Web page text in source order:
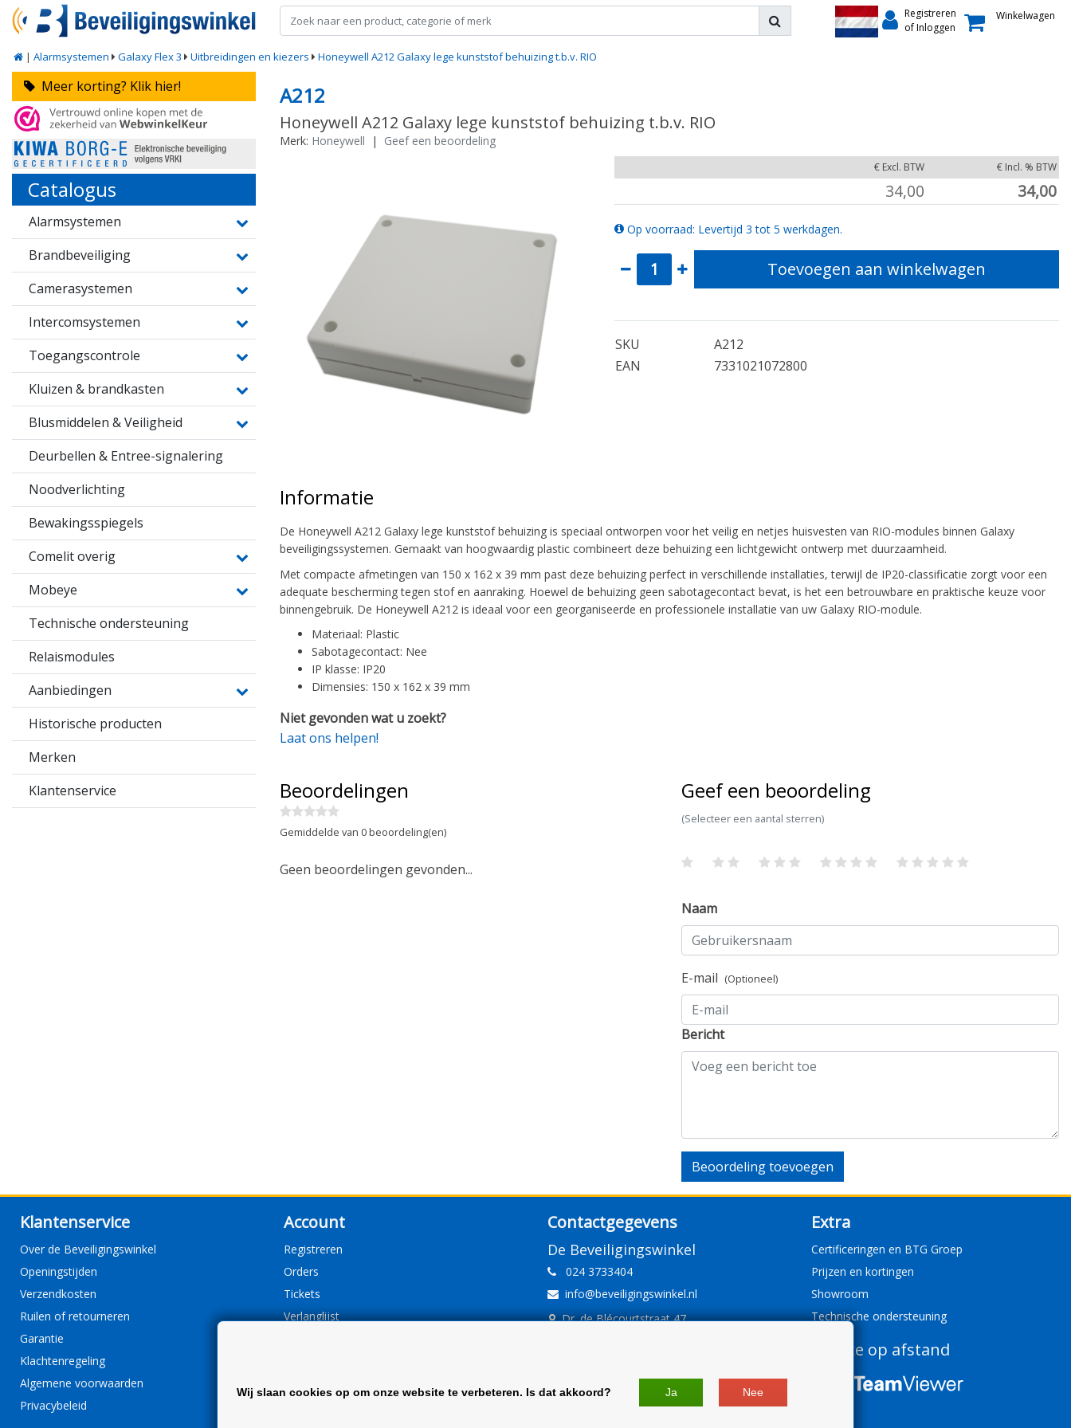
Registreren
of Inloggen
Winkelwagen
| Alarmsystemen Galaxy Flex 3 Uitbreidingen en kiezers Honeywell A212 Galaxy lege kunststof behuizing t.b.v. RIO
Meer korting? Klik hier!
Catalogus
Alarmsystemen
Brandbeveiliging
Camerasystemen
Intercomsystemen
Toegangscontrole
Kluizen & brandkasten
Blusmiddelen & Veiligheid
Deurbellen & Entree-signalering
Noodverlichting
Bewakingsspiegels
Comelit overig
Mobeye
Technische ondersteuning
Relaismodules
Aanbiedingen
Historische producten
Merken
Klantenservice
A212
Honeywell A212 Galaxy lege kunststof behuizing t.b.v. RIO
Merk: Honeywell | Geef een beoordeling
€ Excl. BTW € Incl. % BTW
34,00 34,00
Op voorraad: Levertijd 3 tot 5 werkdagen.
Toevoegen aan winkelwagen
SKU
A212
EAN
7331021072800
Informatie
De Honeywell A212 Galaxy lege kunststof behuizing is speciaal ontworpen voor het veilig en netjes huisvesten van RIO-modules binnen Galaxy
beveiligingssystemen. Gemaakt van hoogwaardig plastic combineert deze behuizing een lichtgewicht ontwerp met duurzaamheid.
Met compacte afmetingen van 150 x 162 x 39 mm past deze behuizing perfect in verschillende installaties, terwijl de IP20-classificatie zorgt voor een
adequate bescherming tegen stof en aanraking. Hoewel de behuizing geen sabotagecontact bevat, is het een betrouwbare en praktische keuze voor
binnengebruik. De Honeywell A212 is ideaal voor een georganiseerde en professionele installatie van uw Galaxy RIO-module.
Materiaal: Plastic
Sabotagecontact: Nee
IP klasse: IP20
Dimensies: 150 x 162 x 39 mm
Niet gevonden wat u zoekt?
Laat ons helpen!
Beoordelingen
Gemiddelde van 0 beoordeling(en)
Geen beoordelingen gevonden...
Geef een beoordeling
(Selecteer een aantal sterren)
Naam
E-mail (Optioneel)
Bericht
Beoordeling toevoegen
Klantenservice
Over de Beveiligingswinkel
Openingstijden
Verzendkosten
Ruilen of retourneren
Garantie
Klachtenregeling
Algemene voorwaarden
Privacybeleid
Account
Registreren
Orders
Tickets
Verlanglijst
Contactgegevens
De Beveiligingswinkel
024 3733404
info@beveiligingswinkel.nl
Dr. de Blécourtstraat 47
BTW: NL 81.60.68.707.B01
Extra
Certificeringen en BTG Groep
Prijzen en kortingen
Showroom
Technische ondersteuning
Service op afstand
Wij slaan cookies op om onze website te verbeteren. Is dat akkoord? Ja Nee